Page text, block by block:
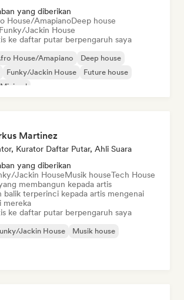
yang diberikan
House/AmapianoDeep house
Funky/Jackin House
ke daftar putar berpengaruh saya
House/Amapiano
Deep house
Funky/Jackin House
Future house
Minimal
Martinez
Kurator Daftar Putar, Ahli Suara
yang diberikan
Jackin HouseMusik houseTech House
membangun kepada artis
balik terperinci kepada artis mengenai
mereka
ke daftar putar berpengaruh saya
Jackin House
Musik house